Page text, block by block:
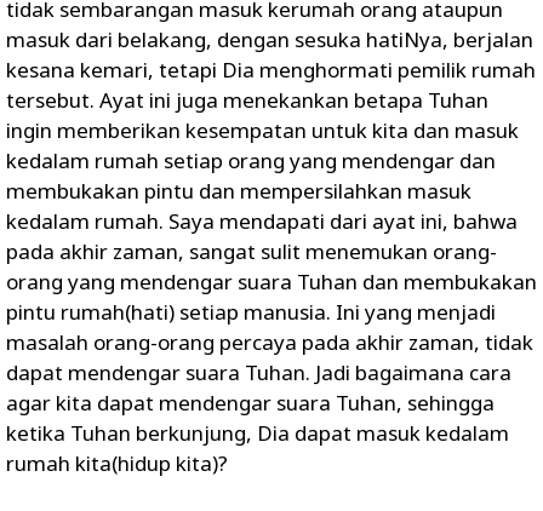
tidak sembarangan masuk kerumah orang ataupun
masuk dari belakang, dengan sesuka hatiNya, berjalan
kesana kemari, tetapi Dia menghormati pemilik rumah
tersebut. Ayat ini juga menekankan betapa Tuhan
ingin memberikan kesempatan untuk kita dan masuk
kedalam rumah setiap orang yang mendengar dan
membukakan pintu dan mempersilahkan masuk
kedalam rumah. Saya mendapati dari ayat ini, bahwa
pada akhir zaman, sangat sulit menemukan orang-
orang yang mendengar suara Tuhan dan membukakan
pintu rumah(hati) setiap manusia. Ini yang menjadi
masalah orang-orang percaya pada akhir zaman, tidak
dapat mendengar suara Tuhan. Jadi bagaimana cara
agar kita dapat mendengar suara Tuhan, sehingga
ketika Tuhan berkunjung, Dia dapat masuk kedalam
rumah kita(hidup kita)?